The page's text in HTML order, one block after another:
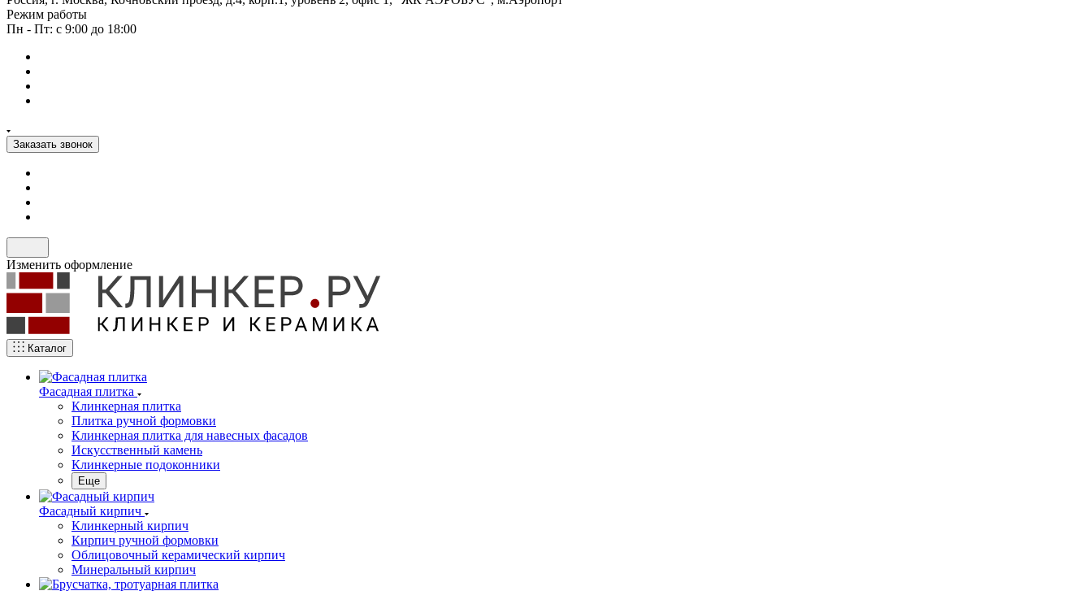
Режим работы
Пн - Пт: с 9:00 до 18:00
Заказать звонок
Изменить оформление
Каталог
Фасадная плитка
Клинкерная плитка
Плитка ручной формовки
Клинкерная плитка для навесных фасадов
Искусственный камень
Клинкерные подоконники
Еще
Фасадный кирпич
Клинкерный кирпич
Кирпич ручной формовки
Облицовочный керамический кирпич
Минеральный кирпич